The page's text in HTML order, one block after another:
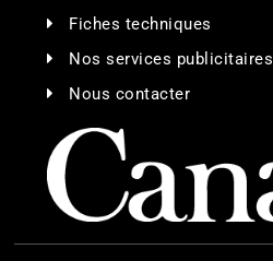
Fiches techniques
Nos services publicitaires
Nous contacter